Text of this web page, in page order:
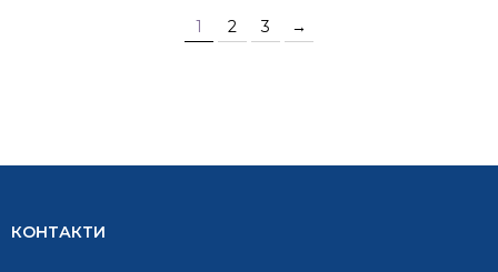
1 2 3 →
КОНТАКТИ